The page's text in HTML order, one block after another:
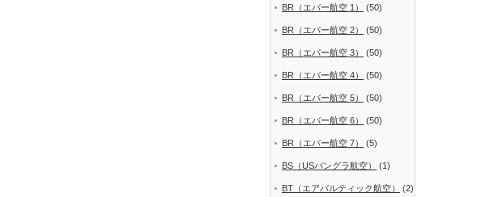
BR（エバー航空 1） (50)
BR（エバー航空 2） (50)
BR（エバー航空 3） (50)
BR（エバー航空 4） (50)
BR（エバー航空 5） (50)
BR（エバー航空 6） (50)
BR（エバー航空 7） (5)
BS（USバングラ航空） (1)
BT（エアバルティック航空） (2)